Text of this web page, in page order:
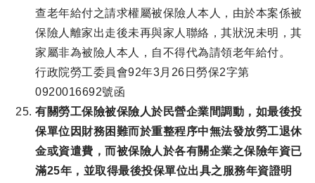
查老年給付之請求權屬被保險人本人，由於本案係被
保險人離家出走後未再與家人聯絡，其狀況未明，其
家屬非為被險人本人，自不得代為請領老年給付。
行政院勞工委員會92年3月26日勞保2字第
0920016692號函
有關勞工保險被保險人於民營企業間調動，如最後投
保單位因財務困難而於重整程序中無法發放勞工退休
金或資遣費，而被保險人於各有關企業之保險年資已
滿25年，並取得最後投保單位出具之服務年資證明